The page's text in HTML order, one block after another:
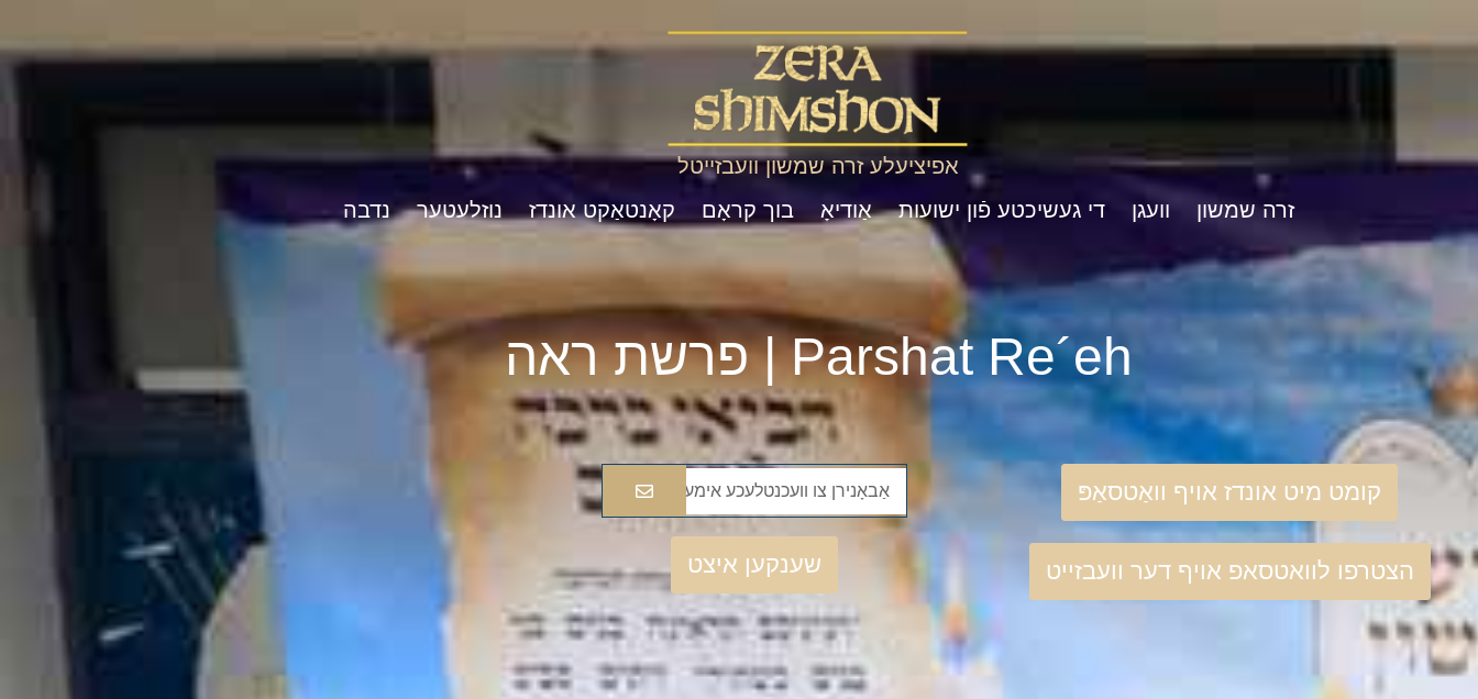
אפיציעלע זרה שמשון וועבזייטל
זרה שמשון
וועגן די געשיכטע פֿון ישועות אַודיאָ בוך קראָם קאָנטאַקט אונדז נוזלעטער נדבה
Parshat Re´eh | פרשת ראה
קומט מיט אונדז אויף וואַטסאַפּ
הצטרפו לוואטסאפ אויף דער וועבזייט שענקען איצט